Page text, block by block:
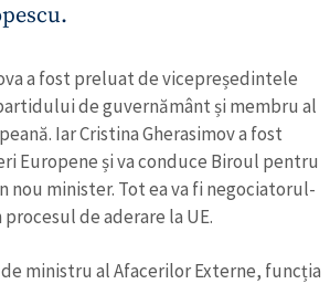
a fost preluat de vicepreședintele
de guvernământ și membru al
Iar Cristina Gherasimov a fost
Europene și va conduce Biroul pentru
minister. Tot ea va fi negociatorul-
de aderare la UE.
ministru al Afacerilor Externe, funcția